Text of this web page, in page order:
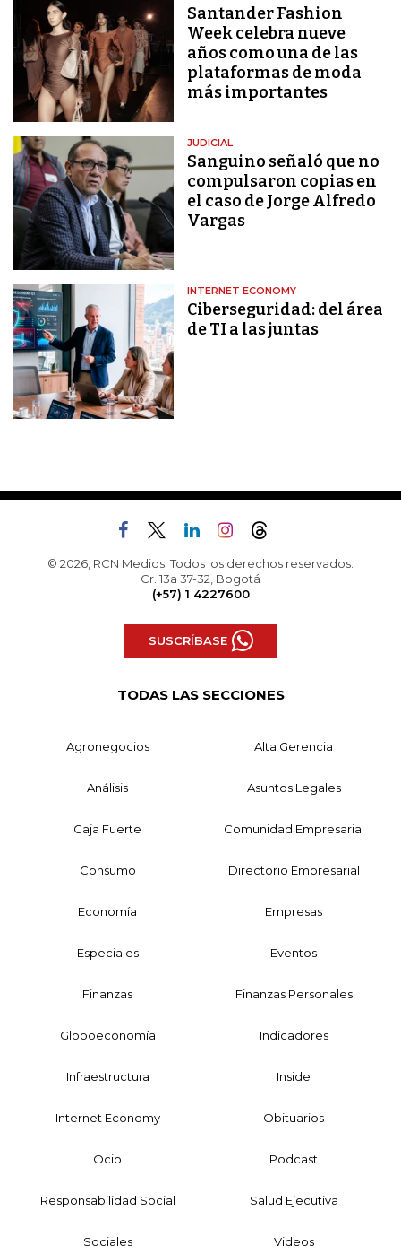
Santander Fashion
Week celebra nueve
años como una de las
plataformas de moda
más importantes
JUDICIAL
Sanguino señaló que no
compulsaron copias en
el caso de Jorge Alfredo
Vargas
INTERNET ECONOMY
Ciberseguridad: del área
de TI a las juntas
© 2026, RCN Medios. Todos los derechos reservados.
Cr. 13a 37-32, Bogotá
(+57) 1 4227600
SUSCRÍBASE
TODAS LAS SECCIONES
Agronegocios Alta Gerencia
Análisis Asuntos Legales
Caja Fuerte Comunidad Empresarial
Consumo Directorio Empresarial
Economía Empresas
Especiales Eventos
Finanzas Finanzas Personales
Globoeconomía Indicadores
Infraestructura Inside
Internet Economy Obituarios
Ocio Podcast
Responsabilidad Social Salud Ejecutiva
Sociales Videos